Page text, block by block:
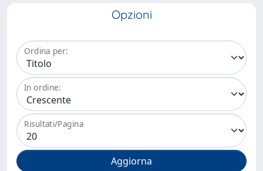
Opzioni
Ordina per:
In ordine:
Risultati/Pagina